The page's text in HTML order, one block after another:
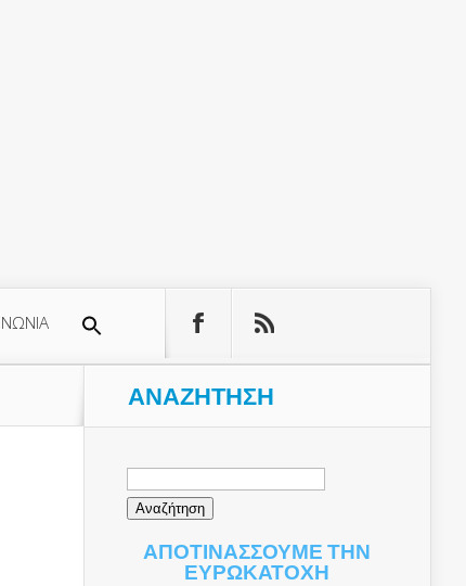
ΑΝΑΖΉΤΗΣΗ
Αναζήτηση
ΑΠΟΤΙΝΑΣΣΟΥΜΕ ΤΗΝ
ΕΥΡΩΚΑΤΟΧΗ